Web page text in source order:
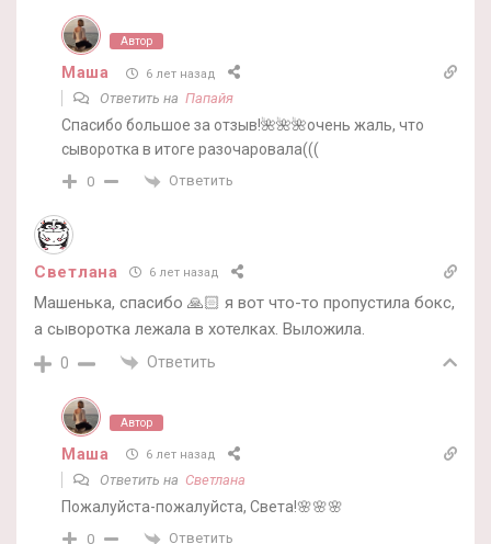
Автор
Маша 6 лет назад
Ответить на Папайя
Спасибо большое за отзыв!🌺🌺🌺очень жаль, что
сыворотка в итоге разочаровала(((
0 Ответить
Светлана 6 лет назад
Машенька, спасибо 🙏🏻 я вот что-то пропустила бокс,
а сыворотка лежала в хотелках. Выложила.
0 Ответить
Автор
Маша 6 лет назад
Ответить на Светлана
Пожалуйста-пожалуйста, Света!🌸🌸🌸
0 Ответить